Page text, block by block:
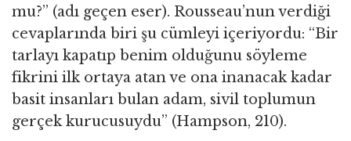
mu?” (adı geçen eser). Rousseau’nun verdiği
cevaplarında biri şu cümleyi içeriyordu: “Bir
tarlayı kapatıp benim olduğunu söyleme
fikrini ilk ortaya atan ve ona inanacak kadar
basit insanları bulan adam, sivil toplumun
gerçek kurucusuydu” (Hampson, 210).